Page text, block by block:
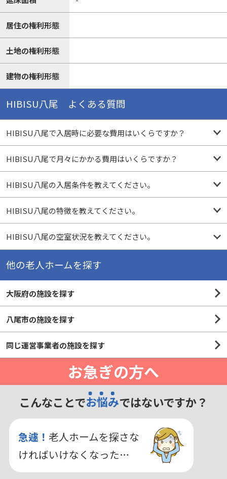
居住の権利形態
土地の権利形態
建物の権利形態
HIBISU八尾 よくある質問
HIBISU八尾で入居時に必要な費用はいくらですか？
HIBISU八尾で月々にかかる費用はいくらですか？
HIBISU八尾の入居条件を教えてください。
HIBISU八尾の特徴を教えてください。
HIBISU八尾の空室状況を教えてください。
他の老人ホームを探す
大阪府の施設を探す
八尾市の施設を探す
同じ運営事業者の施設を探す
お急ぎの方へ
こんなことでお悩みではないですか？
急遽！ 老人ホームを探さな
ければいけなくなった…